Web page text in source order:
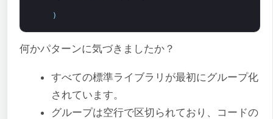
)
何かパターンに気づきましたか？
すべての標準ライブラリが最初にグループ化
されています。
グループは空行で区切られており、コードの